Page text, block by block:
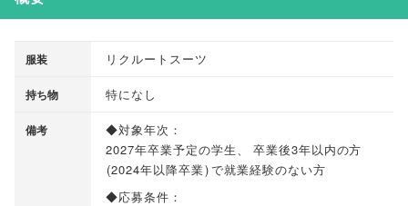
服装 リクルートスーツ
持ち物 特になし
備考
◆対象年次：
2027年卒業予定の学生
卒業後3年以内の方
(2024年以降卒業)で就業経験のない方
◆応募条件：